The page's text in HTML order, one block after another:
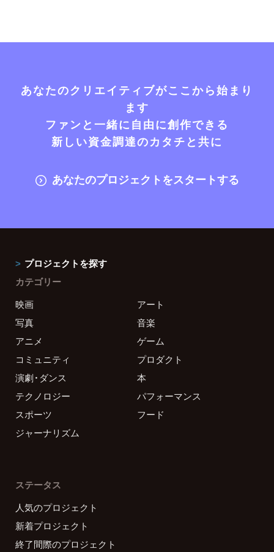
あなたのクリエイティブがここから始まり
ます
ファンと一緒に自由に創作できる
新しい資金調達のカタチと共に
あなたのプロジェクトをスタートする
プロジェクトを探す
カテゴリー
映画
アート
写真
音楽
アニメ
ゲーム
コミュニティ
プロダクト
演劇・ダンス
本
テクノロジー
パフォーマンス
スポーツ
フード
ジャーナリズム
ステータス
人気のプロジェクト
新着プロジェクト
終了間際のプロジェクト